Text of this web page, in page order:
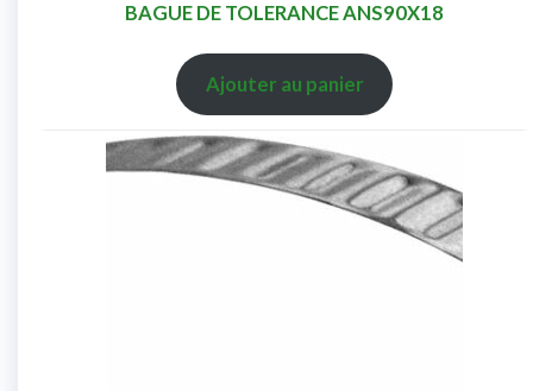
BAGUE DE TOLERANCE ANS90X18
Ajouter au panier